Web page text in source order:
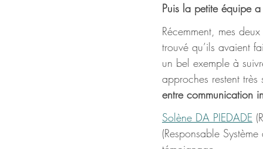
Puis la petite équipe
Récemment, mes
trouvé qu’ils avaient
un bel exemple à
approches restent
entre communication
Solène DA PIEDADE
(Responsable